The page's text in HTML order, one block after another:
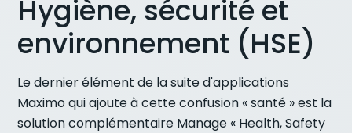
Hygiène, sécurité et
environnement (HSE)
Le dernier élément de la suite d'applications
Maximo qui ajoute à cette confusion « santé » est la
solution complémentaire Manage « Health, Safety